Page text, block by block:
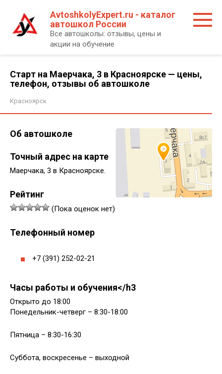
контенту
AvtoshkolyExpert.ru - каталог
автошкол России
Все автошколы: отзывы, цены и
акции на обучение
Старт на Маерчака, 3 в Красноярске — цены,
телефон, отзывы об автошколе
Красноярск
Об автошколе
Точный адрес на карте
Маерчака, 3 в Красноярске.
Рейтинг
(Пока оценок нет)
Телефонный номер
+7 (391) 252-02-21
Часы работы и обучения</h3
Открыто до 18:00
Понедельник-четверг – 8:30-18:00
Пятница – 8:30-16:30
Суббота, воскресенье – выходной